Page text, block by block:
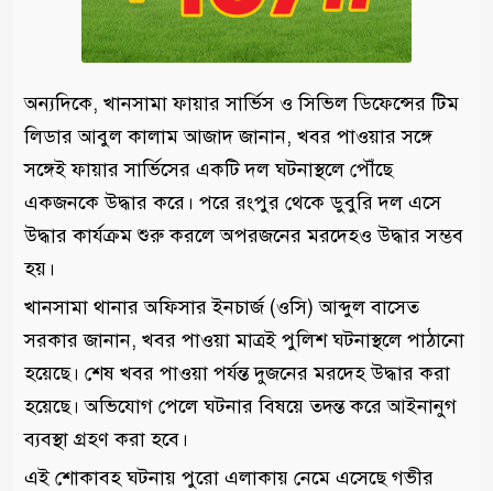
অন্যদিকে, খানসামা ফায়ার সার্ভিস ও সিভিল ডিফেন্সের টিম
লিডার আবুল কালাম আজাদ জানান, খবর পাওয়ার সঙ্গে
সঙ্গেই ফায়ার সার্ভিসের একটি দল ঘটনাস্থলে পৌঁছে
একজনকে উদ্ধার করে। পরে রংপুর থেকে ডুবুরি দল এসে
উদ্ধার কার্যক্রম শুরু করলে অপরজনের মরদেহও উদ্ধার সম্ভব
হয়।
খানসামা থানার অফিসার ইনচার্জ (ওসি) আব্দুল বাসেত
সরকার জানান, খবর পাওয়া মাত্রই পুলিশ ঘটনাস্থলে পাঠানো
হয়েছে। শেষ খবর পাওয়া পর্যন্ত দুজনের মরদেহ উদ্ধার করা
হয়েছে। অভিযোগ পেলে ঘটনার বিষয়ে তদন্ত করে আইনানুগ
ব্যবস্থা গ্রহণ করা হবে।
এই শোকাবহ ঘটনায় পুরো এলাকায় নেমে এসেছে গভীর